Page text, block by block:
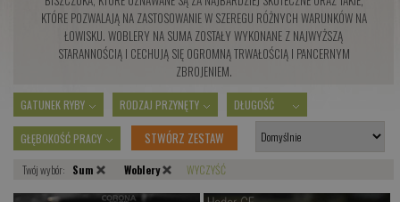
KTÓRE POZWALAJĄ NA ZASTOSOWANIE W SZEREGU RÓŻNYCH WARUNKÓW NA
ŁOWISKU. WOBLERY NA SUMA ZOSTAŁY WYKONANE Z NAJWYŻSZĄ
STARANNOŚCIĄ I CECHUJĄ SIĘ OGROMNĄ TRWAŁOŚCIĄ I PANCERNYM
ZBROJENIEM.
GATUNEK RYBY RODZAJ PRZYNĘTY DŁUGOŚĆ
GŁĘBOKOŚĆ PRACY STWÓRZ ZESTAW
Twój wybór: Sum Woblery WYCZYŚĆ